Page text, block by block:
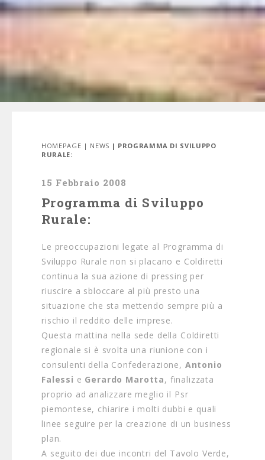
HOMEPAGE | NEWS | PROGRAMMA DI SVILUPPO
RURALE:
15 Febbraio 2008
Programma di Sviluppo
Rurale:
Le preoccupazioni legate al Programma di
Sviluppo Rurale non si placano e Coldiretti
continua la sua azione di pressing per
riuscire a sbloccare al più presto una
situazione che sta mettendo sempre più a
rischio il reddito delle imprese.
Questa mattina nella sede della Coldiretti
regionale si è svolta una riunione con i
consulenti della Confederazione, Antonio
Falessi e Gerardo Marotta, finalizzata
proprio ad analizzare meglio il Psr
piemontese, chiarire i molti dubbi e quali
linee seguire per la creazione di un business
plan.
A seguito dei due incontri del Tavolo Verde,